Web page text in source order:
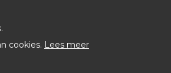
cookies. Lees meer